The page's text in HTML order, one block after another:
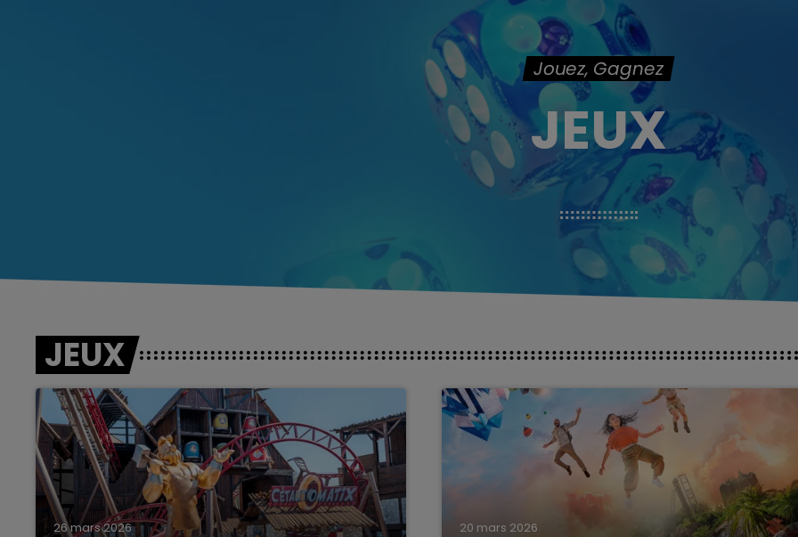
Jouez, Gagnez
JEUX
JEUX
26 mars 2026 20 mars 2026